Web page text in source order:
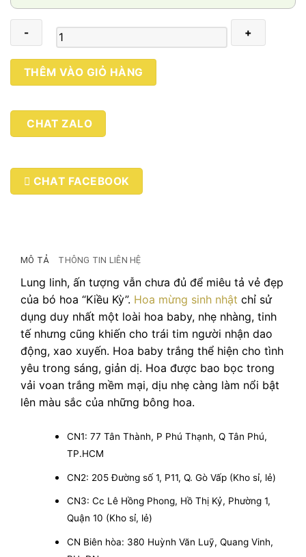
Kiêu
kỳ
số
lượng
THÊM VÀO GIỎ HÀNG
CHAT ZALO
CHAT FACEBOOK
MÔ TẢ THÔNG TIN LIÊN HỆ
Lung linh, ấn tượng vẫn chưa đủ để miêu tả vẻ đẹp
của bó hoa “Kiều Kỳ”. Hoa mừng sinh nhật chỉ sử
dụng duy nhất một loài hoa baby, nhẹ nhàng, tinh
tế nhưng cũng khiến cho trái tim người nhận dao
động, xao xuyến. Hoa baby trắng thể hiện cho tình
yêu trong sáng, giản dị. Hoa được bao bọc trong
vải voan trắng mềm mại, dịu nhẹ càng làm nổi bật
lên màu sắc của những bông hoa.
CN1: 77 Tân Thành, P Phú Thạnh, Q Tân Phú,
TP.HCM
CN2: 205 Đường số 1, P11, Q. Gò Vấp (Kho sỉ, lẻ)
CN3: Cc Lê Hồng Phong, Hồ Thị Kỷ, Phường 1,
Quận 10 (Kho sỉ, lẻ)
CN Biên hòa: 380 Huỳnh Văn Luỹ, Quang Vinh,